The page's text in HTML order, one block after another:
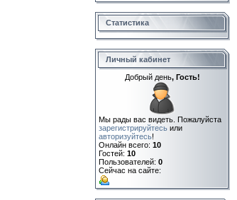
Статистика
Личный кабинет
Добрый день, Гость!
Мы рады вас видеть. Пожалуйста
зарегистрируйтесь или
авторизуйтесь!
Онлайн всего: 10
Гостей: 10
Пользователей: 0
Сейчас на сайте: